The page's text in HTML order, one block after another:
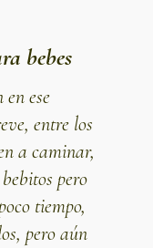
bebes
ese
entre los
a caminar,
pero
tiempo,
pero aún